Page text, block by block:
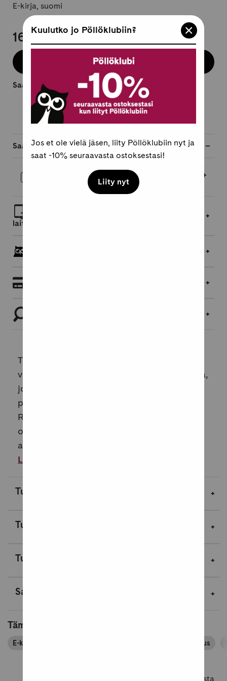
E-kirja, suomi
16,95 €
Osta e-kirja
Saatavilla heti.
Saatavilla myös
laitteellesi
Toisten unelmien on päätyttävä, jotta toiset
voivat alkaa.Roosa on kirjallisuudenopiskelija,
joka on muuttanut Helsinkiin rakkauden
perässä. Enemmän kuin maisterin papereita
Roosa odottaa aikaa, jolloin poikaystävä
omistautuisi hänelle. Tapio on entinen
ammattikoripalloilija, jonka loistavasta ur...
Lue lisää
Tuotekuvaus
Tuotetiedot
Tuotenäytteet
Saavutettavuustiedot
Tämä tuote kuuluu tuoteryhmiin
E-kirjat E-kirjat nykykirjallisuus
Lue lisää tuotearvosteluista
Kuulutko jo Pöllöklubiin?
Jos et ole vielä jäsen, liity Pöllöklubiin nyt ja
saat -10% seuraavasta ostoksestasi!
Liity nyt